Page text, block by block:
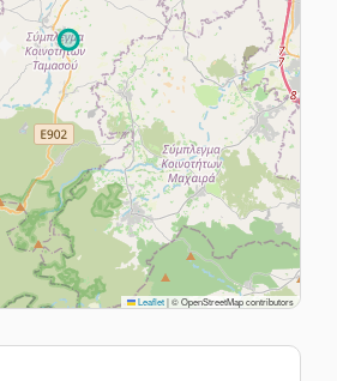
Leaflet|© OpenStreetMap contributors